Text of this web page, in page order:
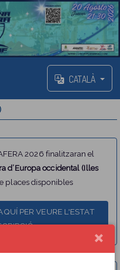
CATALÀ
2026 finalitzaran el
d’Europa occidental (Illes
places disponibles